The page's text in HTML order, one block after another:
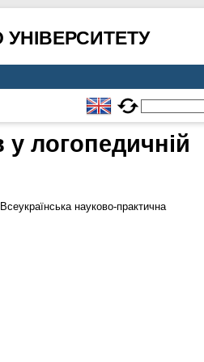
логопедичній
науково-практична